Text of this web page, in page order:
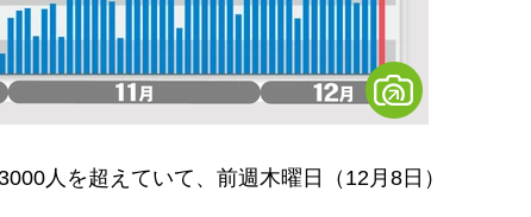
人を超えていて、前週木曜日（12月8日）